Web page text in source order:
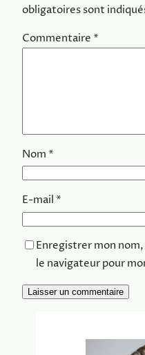
obligatoires sont
Commentaire*
Nom*
E-mail*
Enregistrer mon
le navigateur pour